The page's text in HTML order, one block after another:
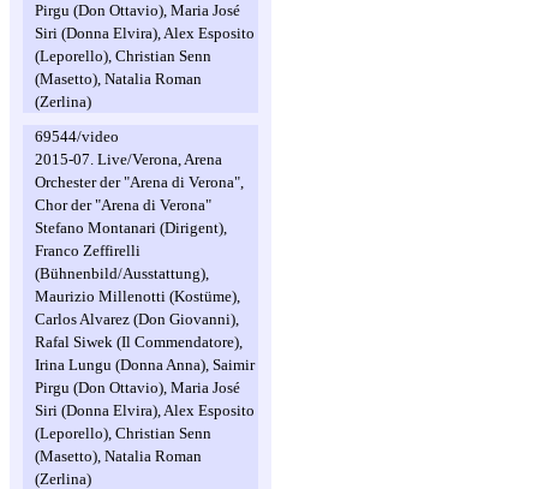
Pirgu (Don Ottavio), Maria José
Siri (Donna Elvira), Alex Esposito
(Leporello), Christian Senn
(Masetto), Natalia Roman
(Zerlina)
69544/video
2015-07. Live/Verona, Arena
Orchester der "Arena di Verona",
Chor der "Arena di Verona"
Stefano Montanari (Dirigent),
Franco Zeffirelli
(Bühnenbild/Ausstattung),
Maurizio Millenotti (Kostüme),
Carlos Alvarez (Don Giovanni),
Rafal Siwek (Il Commendatore),
Irina Lungu (Donna Anna), Saimir
Pirgu (Don Ottavio), Maria José
Siri (Donna Elvira), Alex Esposito
(Leporello), Christian Senn
(Masetto), Natalia Roman
(Zerlina)